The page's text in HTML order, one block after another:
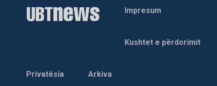
Impresum
Kushtet e përdorimit
Privatësia Arkiva